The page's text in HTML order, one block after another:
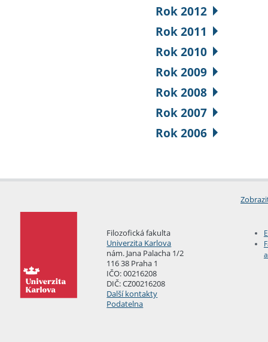
Rok 2012
Rok 2011
Rok 2010
Rok 2009
Rok 2008
Rok 2007
Rok 2006
Filozofická fakulta
Univerzita Karlova
nám. Jana Palacha 1/2
116 38 Praha 1
IČO: 00216208
DIČ: CZ00216208
Další kontakty
Podatelna